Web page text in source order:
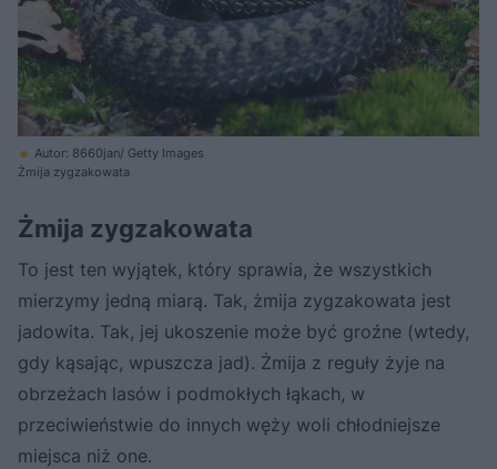
Autor: 8660jan/ Getty Images
Żmija zygzakowata
Żmija zygzakowata
To jest ten wyjątek, który sprawia, że wszystkich
mierzymy jedną miarą. Tak, żmija zygzakowata jest
jadowita. Tak, jej ukoszenie może być groźne (wtedy,
gdy kąsając, wpuszcza jad). Żmija z reguły żyje na
obrzeżach lasów i podmokłych łąkach, w
przeciwieństwie do innych węży woli chłodniejsze
miejsca niż one.